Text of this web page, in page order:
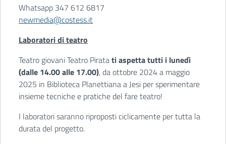
Whatsapp 347 612 6817
newmedia@costess.it
Laboratori di teatro
Teatro giovani Teatro Piratati aspetta tutti i lunedì
(dalle 14.00 alle 17.00), da ottobre 2024 a maggio
2025 in Biblioteca Planettiana a Jesi per sperimentare
insieme tecniche e pratiche del fare teatro!
I laboratori saranno riproposti ciclicamente per tutta la
durata del progetto.